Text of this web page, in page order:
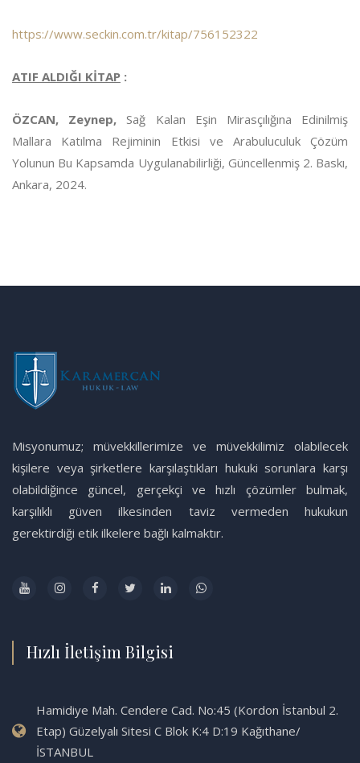
https://www.seckin.com.tr/kitap/756152322
ATIF ALDIĞI KİTAP :
ÖZCAN, Zeynep, Sağ Kalan Eşin Mirasçılığına Edinilmiş
Mallara Katılma Rejiminin Etkisi ve Arabuluculuk Çözüm
Yolunun Bu Kapsamda Uygulanabilirliği, Güncellenmiş 2. Baskı,
Ankara, 2024.
Misyonumuz; müvekkillerimize ve müvekkilimiz olabilecek
kişilere veya şirketlere karşılaştıkları hukuki sorunlara karşı
olabildiğince güncel, gerçekçi ve hızlı çözümler bulmak,
karşılıklı güven ilkesinden taviz vermeden hukukun
gerektirdiği etik ilkelere bağlı kalmaktır.
Hızlı İletişim Bilgisi
Hamidiye Mah. Cendere Cad. No:45 (Kordon İstanbul 2.
Etap) Güzelyalı Sitesi C Blok K:4 D:19 Kağıthane/
İSTANBUL